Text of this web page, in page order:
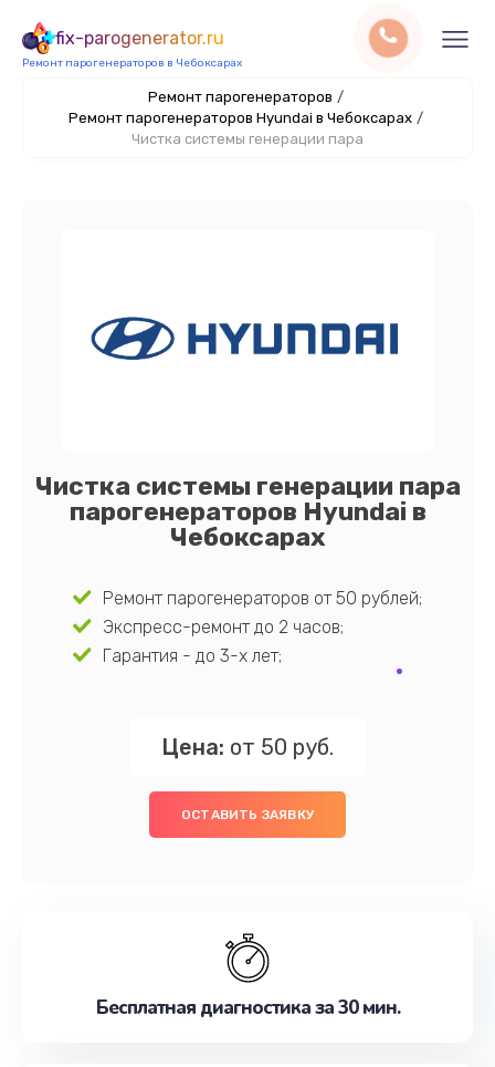
fix-parogenerator.ru
Ремонт парогенераторов в Чебоксарах
Ремонт парогенераторов /
Ремонт парогенераторов Hyundai в Чебоксарах /
Чистка системы генерации пара
Чистка системы генерации пара
парогенераторов Hyundai в
Чебоксарах
Ремонт парогенераторов от 50 рублей;
Экспресс-ремонт до 2 часов;
Гарантия - до 3-х лет;
Цена: от 50 руб.
ОСТАВИТЬ ЗАЯВКУ
Бесплатная диагностика за 30 мин.